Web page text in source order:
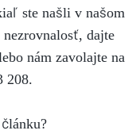
ste našli v našom
dajte
nám zavolajte na
208.